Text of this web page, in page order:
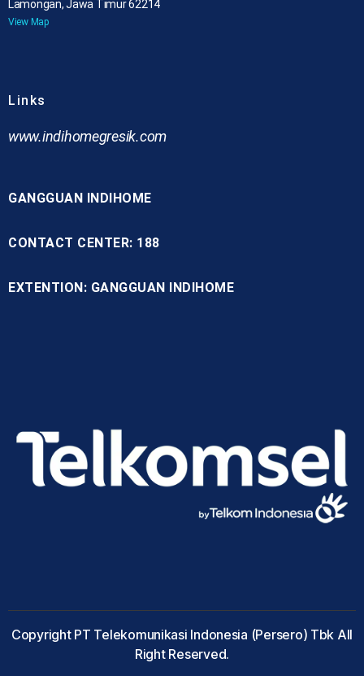
Lamongan, Jawa Timur 62214
View Map
Links
www.indihomegresik.com
GANGGUAN INDIHOME
CONTACT CENTER: 188
EXTENTION: GANGGUAN INDIHOME
Copyright PT Telekomunikasi Indonesia (Persero) Tbk All
Right Reserved.